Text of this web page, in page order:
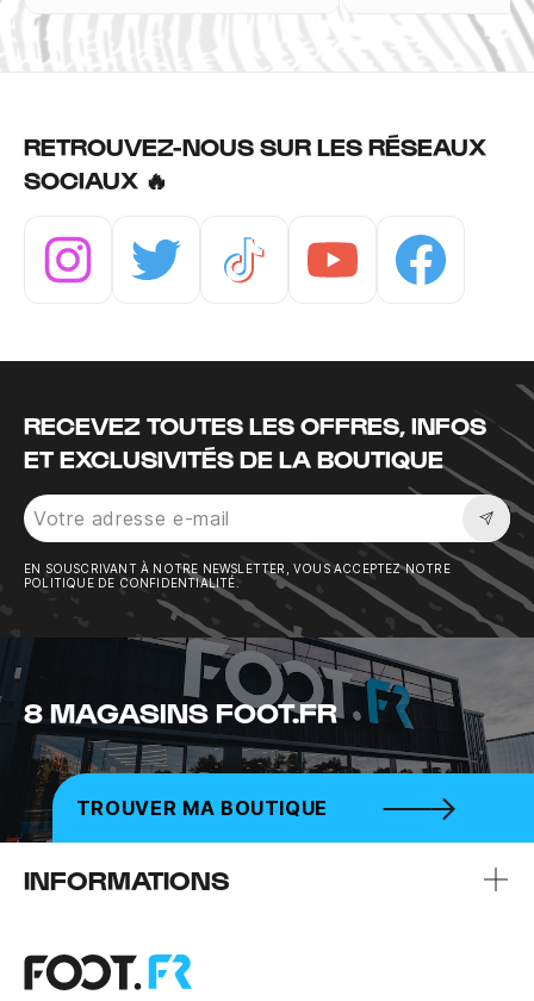
RETROUVEZ-NOUS SUR LES RÉSEAUX
SOCIAUX 🔥
RECEVEZ TOUTES LES OFFRES, INFOS
ET EXCLUSIVITÉS DE LA BOUTIQUE
EN SOUSCRIVANT À NOTRE NEWSLETTER, VOUS ACCEPTEZ NOTRE
POLITIQUE DE CONFIDENTIALITÉ.
8 MAGASINS FOOT.FR
TROUVER MA BOUTIQUE
INFORMATIONS